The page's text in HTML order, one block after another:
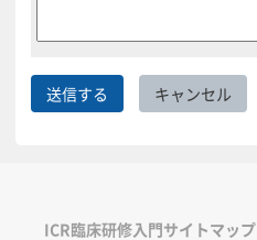
ICR臨床研修入門サイトマップ